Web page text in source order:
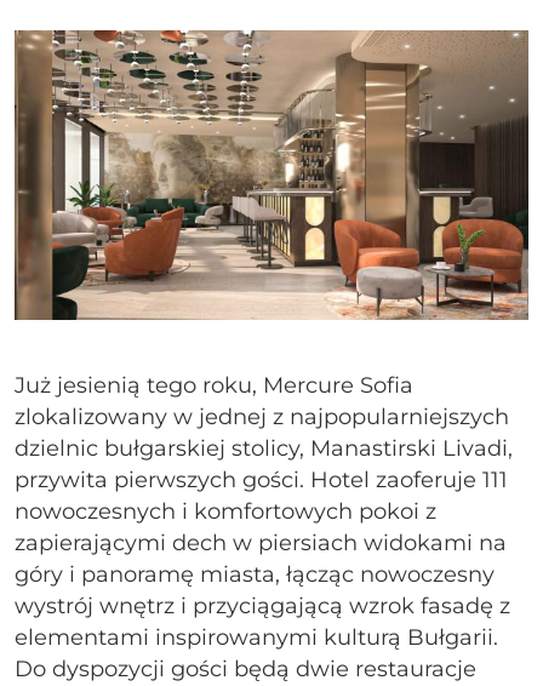
Już jesienią tego roku, Mercure Sofia
zlokalizowany w jednej z najpopularniejszych
dzielnic bułgarskiej stolicy, Manastirski Livadi,
przywita pierwszych gości. Hotel zaoferuje 111
nowoczesnych i komfortowych pokoi z
zapierającymi dech w piersiach widokami na
góry i panoramę miasta, łącząc nowoczesny
wystrój wnętrz i przyciągającą wzrok fasadę z
elementami inspirowanymi kulturą Bułgarii.
Do dyspozycji gości będą dwie restauracje